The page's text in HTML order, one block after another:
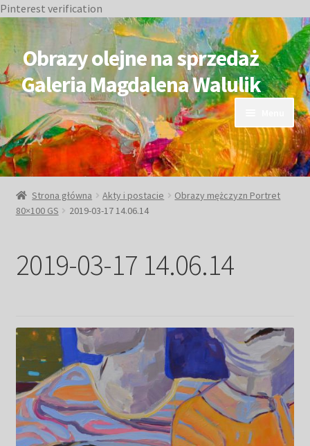
Pinterest verification
do
nawigacji
do
treści
Obrazy olejne na sprzedaż
Galeria Magdalena Walulik
OBRAZY DOSTĘPNE
Duże obrazy
Małe obrazy
Kwiaty
Pejzaż
Obrazy abstrakcyjne
Tarot
Strona główna Akty i postacie
Obrazy mężczyzn Portret
80×100 GS
2019-03-17 14.06.14
2019-03-17 14.06.14